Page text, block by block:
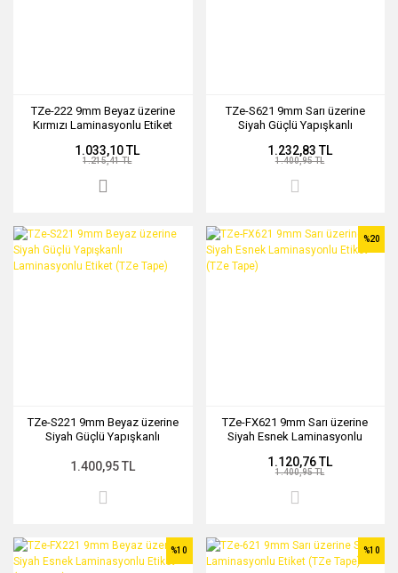
TZe-222 9mm Beyaz üzerine
Kırmızı Laminasyonlu Etiket
1.033,10 TL
1.215,41 TL
TZe-S621 9mm Sarı üzerine
Siyah Güçlü Yapışkanlı
1.232,83 TL
1.400,95 TL
TZe-S221 9mm Beyaz üzerine
Siyah Güçlü Yapışkanlı
1.400,95 TL
TZe-FX621 9mm Sarı üzerine
Siyah Esnek Laminasyonlu
%20
1.120,76 TL
1.400,95 TL
%10 %10